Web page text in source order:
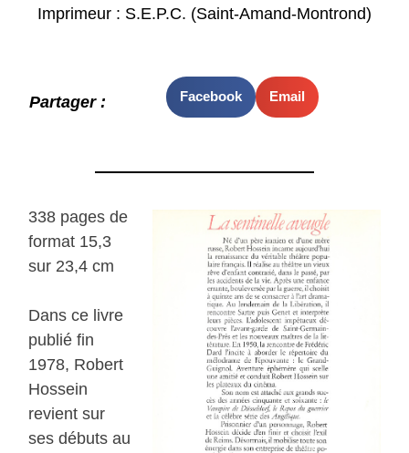
Imprimeur : S.E.P.C. (Saint-Amand-Montrond)
Partager : Facebook Email
338 pages de
format 15,3
sur 23,4 cm
Dans ce livre
publié fin
1978, Robert
Hossein
revient sur
ses débuts au